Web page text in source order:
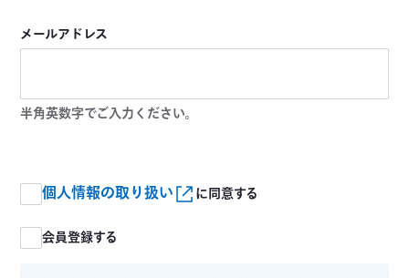
メールアドレス
半角英数字でご入力ください。
個人情報の取り扱い に同意する
会員登録する